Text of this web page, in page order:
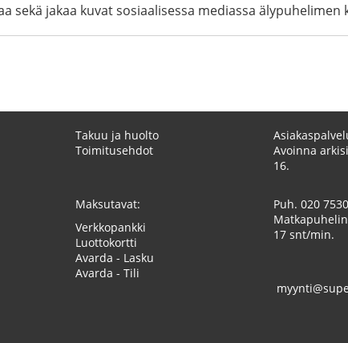
sekä jakaa kuvat sosiaalisessa mediassa älypuhelimen
Takuu ja huolto
Toimitusehdot
Maksutavat:
Verkkopankki
Luottokortti
Avarda - Lasku
Avarda - Tili
Avoinna
16.
Puh. 020
17 snt/min.